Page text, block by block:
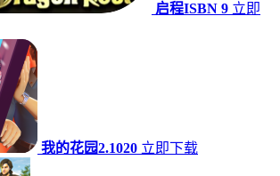
启程ISBN 9 立即
我的花园2.1020 立即下载